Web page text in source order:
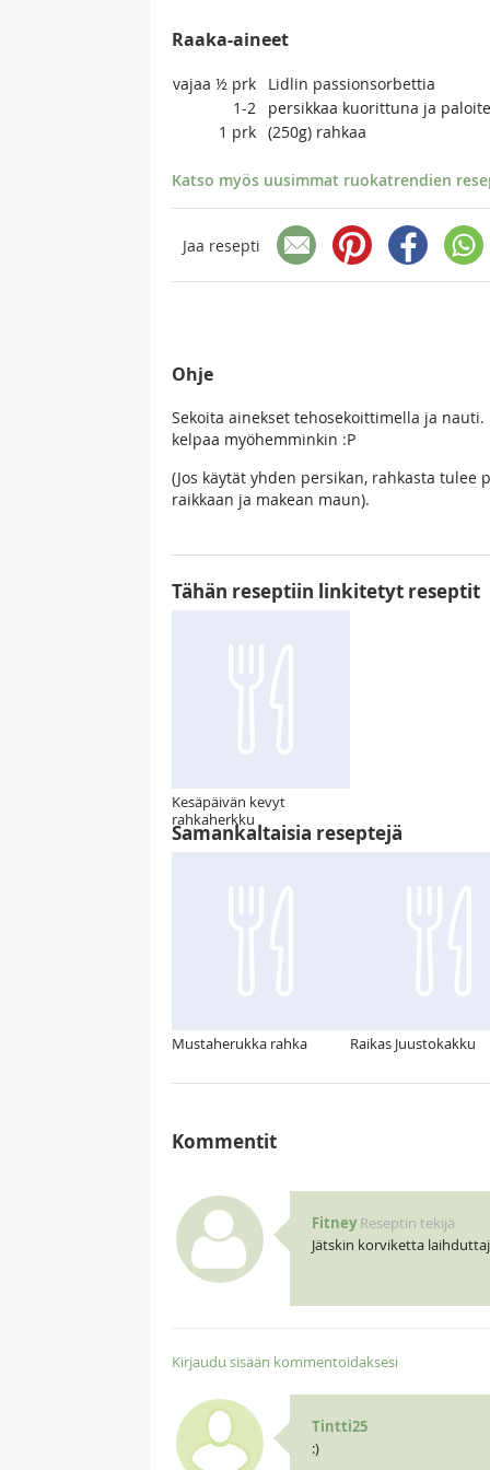
Raaka-aineet
vajaa ½ prk
Lidlin passionsorbettia
1-2
persikkaa kuorittuna ja
1 prk (250g) rahkaa
Katso myös uusimmat ruokatrendien
Jaa resepti
Ohje
Sekoita ainekset tehosekoittimella ja
kelpaa myöhemminkin :P
(Jos käytät yhden persikan, rahkasta
raikkaan ja makean maun).
Tähän reseptiin linkitetyt reseptit
Kesäpäivän kevyt
rahkaherkku
Samankaltaisia reseptejä
Mustaherukka rahka Raikas Juustokakku
Kommentit
Fitney Reseptin tekijä
Jätskin korviketta
Kirjaudu sisään kommentoidaksesi
Tintti25
:)